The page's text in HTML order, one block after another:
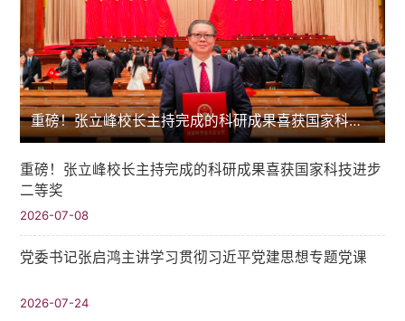
重磅！张立峰校长主持完成的科研成果喜获国家科技进步二等奖
重磅！张立峰校长主持完成的科研成果喜获国家科技进步
二等奖
2026-07-08
党委书记张启鸿主讲学习贯彻习近平党建思想专题党课
2026-07-24